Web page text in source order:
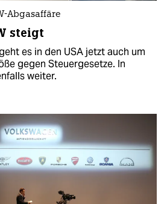
Abgasaffäre
steigt
es in den USA jetzt auch um
gegen Steuergesetze. In
weiter.